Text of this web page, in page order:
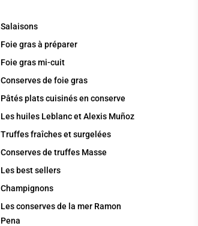
Salaisons
Foie gras à préparer
Foie gras mi-cuit
Conserves de foie gras
Pâtés plats cuisinés en conserve
Les huiles Leblanc et Alexis Muñoz
Truffes fraîches et surgelées
Conserves de truffes Masse
Les best sellers
Champignons
Les conserves de la mer Ramon
Pena